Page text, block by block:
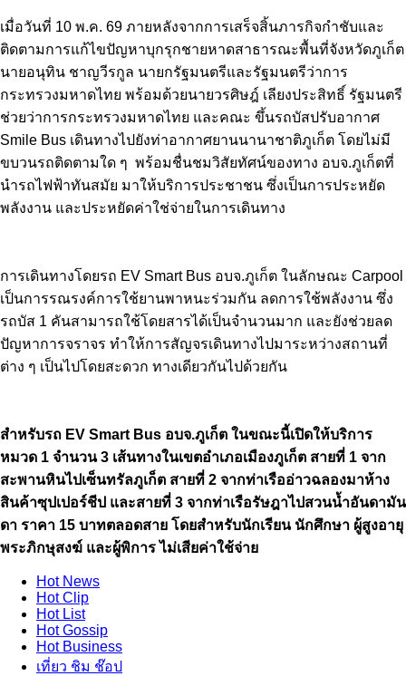
เมื่อวันที่ 10 พ.ค. 69 ภายหลังจากการเสร็จสิ้นภารกิจกำชับและ
ติดตามการแก้ไขปัญหาบุกรุกชายหาดสาธารณะพื้นที่จังหวัดภูเก็ต
นายอนุทิน ชาญวีรกูล นายกรัฐมนตรีและรัฐมนตรีว่าการ
กระทรวงมหาดไทย พร้อมด้วยนายวรศิษฎ์ เลียงประสิทธิ์ รัฐมนตรี
ช่วยว่าการกระทรวงมหาดไทย และคณะ ขึ้นรถบัสปรับอากาศ
Smile Bus เดินทางไปยังท่าอากาศยานนานาชาติภูเก็ต โดยไม่มี
ขบวนรถติดตามใด ๆ พร้อมชื่นชมวิสัยทัศน์ของทาง อบจ.ภูเก็ตที่
นำรถไฟฟ้าทันสมัย มาให้บริการประชาชน ซึ่งเป็นการประหยัด
พลังงาน และประหยัดค่าใช่จ่ายในการเดินทาง
การเดินทางโดยรถ EV Smart Bus อบจ.ภูเก็ต ในลักษณะ Carpool
เป็นการรณรงค์การใช้ยานพาหนะร่วมกัน ลดการใช้พลังงาน ซึ่ง
รถบัส 1 คันสามารถใช้โดยสารได้เป็นจำนวนมาก และยังช่วยลด
ปัญหาการจราจร ทำให้การสัญจรเดินทางไปมาระหว่างสถานที่
ต่าง ๆ เป็นไปโดยสะดวก ทางเดียวกันไปด้วยกัน
สำหรับรถ EV Smart Bus อบจ.ภูเก็ต ในขณะนี้เปิดให้บริการ
หมวด 1 จำนวน 3 เส้นทางในเขตอำเภอเมืองภูเก็ต สายที่ 1 จาก
สะพานหินไปเซ็นทรัลภูเก็ต สายที่ 2 จากท่าเรืออ่าวฉลองมาห้าง
สินค้าซุปเปอร์ชีป และสายที่ 3 จากท่าเรือรัษฎาไปสวนน้ำอันดามัน
ดา ราคา 15 บาทตลอดสาย โดยสำหรับนักเรียน นักศึกษา ผู้สูงอายุ
พระภิกษุสงฆ์ และผู้พิการ ไม่เสียค่าใช้จ่าย
HotNews
HotClip
HotList
HotGossip
HotBusiness
เที่ยว ชิม ช๊อป